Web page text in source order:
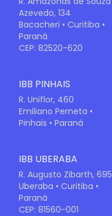
Azevedo, 134
Bacacheri • Curitiba •
Paraná
CEP: 82520-620
IBB PINHAIS
R. Uniflor, 460
Emiliano Perneta •
Pinhais • Paraná
IBB UBERABA
R. Augusto Zibarth, 695
Uberaba • Curitiba •
Paraná
CEP: 81560-001